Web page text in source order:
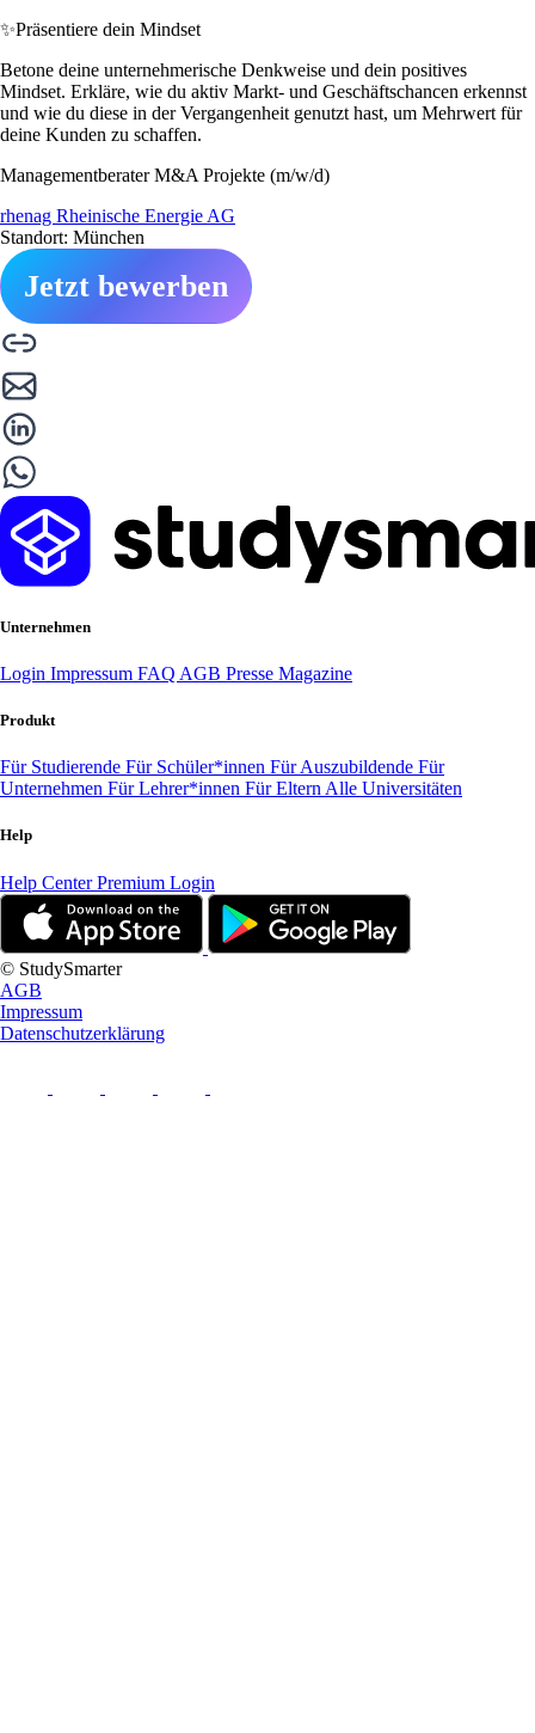
✨Präsentiere dein Mindset
Betone deine unternehmerische Denkweise und dein positives
Mindset. Erkläre, wie du aktiv Markt- und Geschäftschancen erkennst
und wie du diese in der Vergangenheit genutzt hast, um Mehrwert für
deine Kunden zu schaffen.
Managementberater M&A Projekte (m/w/d)
rhenag Rheinische Energie AG
Standort: München
Jetzt bewerben
Unternehmen
Login Impressum FAQ AGB Presse Magazine
Produkt
Für Studierende Für Schüler*innen Für Auszubildende Für
Unternehmen Für Lehrer*innen Für Eltern Alle Universitäten
Help
Help CenterPremium Login
© StudySmarter
AGB
Impressum
Datenschutzerklärung